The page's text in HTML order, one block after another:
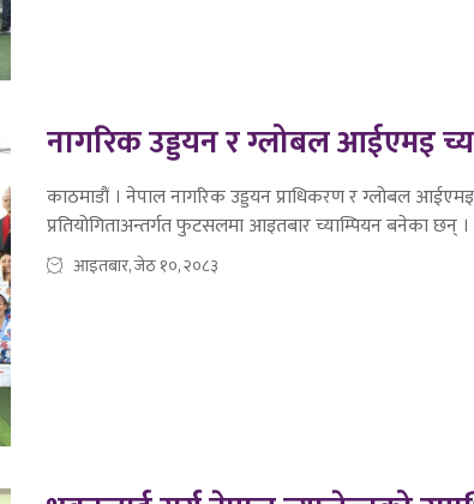
नागरिक उड्डयन र ग्लोबल आईएमइ
काठमाडौं । नेपाल नागरिक उड्डयन प्राधिकरण र ग्लोबल
प्रतियोगिताअन्तर्गत फुटसलमा आइतबार च्याम्पियन बनेका छन् ।
आइतबार, जेठ १०, २०८३